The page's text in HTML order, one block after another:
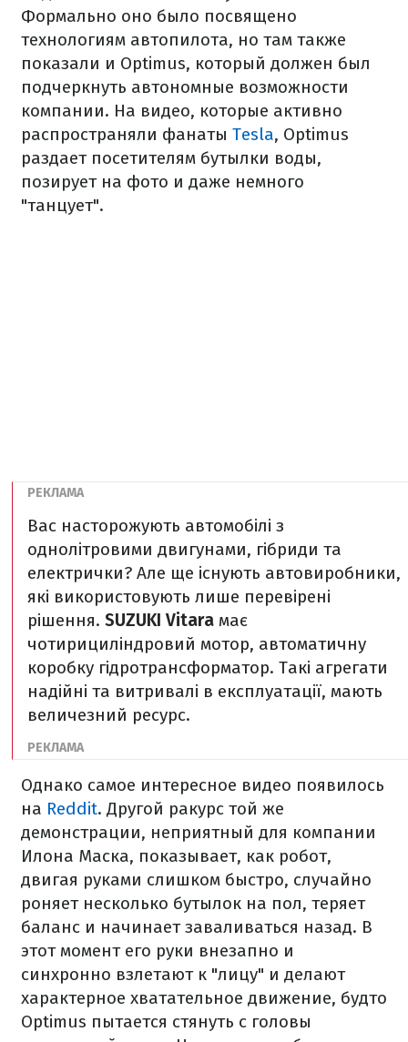
Формально оно было посвящено
технологиям автопилота, но там также
показали и Optimus, который должен был
подчеркнуть автономные возможности
компании. На видео, которые активно
распространяли фанаты Tesla, Optimus
раздает посетителям бутылки воды,
позирует на фото и даже немного
"танцует".
Вас насторожують автомобілі з
однолітровими двигунами, гібриди та
електрички? Але ще існують автовиробники,
які використовують лише перевірені
рішення. SUZUKI Vitara має
чотирициліндровий мотор, автоматичну
коробку гідротрансформатор. Такі агрегати
надійні та витривалі в експлуатації, мають
величезний ресурс.
Однако самое интересное видео появилось
на Reddit. Другой ракурс той же
демонстрации, неприятный для компании
Илона Маска, показывает, как робот,
двигая руками слишком быстро, случайно
роняет несколько бутылок на пол, теряет
баланс и начинает заваливаться назад. В
этот момент его руки внезапно и
синхронно взлетают к "лицу" и делают
характерное хватательное движение, будто
Optimus пытается стянуть с головы